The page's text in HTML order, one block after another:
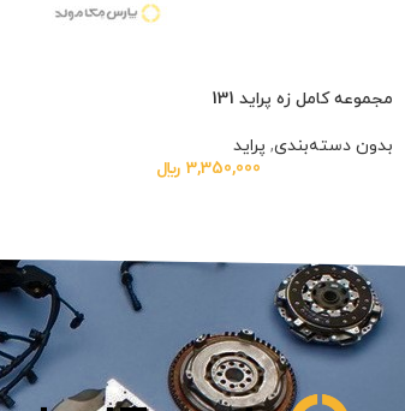
مجموعه کامل زه پراید 131
بدون دسته‌بندی, پراید
3,350,000 ﷼